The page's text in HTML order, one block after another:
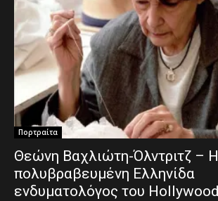
Πορτραίτα
Θεώνη Βαχλιώτη-Όλντριτζ – Η
πολυβραβευμένη Ελληνίδα
ενδυματολόγος του Hollywood